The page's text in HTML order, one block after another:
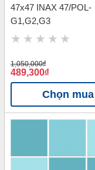
47x47 INAX 47/POL-
G1,G2,G3
1,050,000đ
489,300đ
Chọn mua